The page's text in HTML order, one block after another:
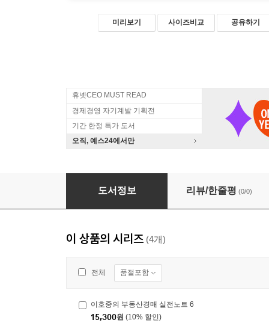
미리보기 사이즈비교 공유하기
휴넷CEO MUST READ
경제경영 자기계발 기획전
기간 한정 특가 도서
오직, 예스24에서만
이호중의 부동산경매 실전노트 5
도서정보 리뷰/한줄평 (0/0)
이 상품의 시리즈 (4개)
전체 품절포함
이호중의 부동산경매 실전노트 6
15,300원 (10% 할인)